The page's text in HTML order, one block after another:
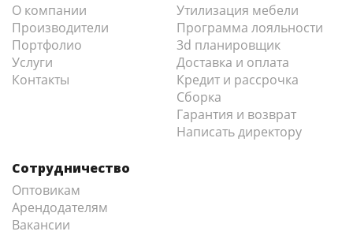
О компании
Производители
Портфолио
Услуги
Контакты
Утилизация мебели
Программа лояльности
3d планировщик
Доставка и оплата
Кредит и рассрочка
Сборка
Гарантия и возврат
Написать директору
Сотрудничество
Оптовикам
Арендодателям
Вакансии